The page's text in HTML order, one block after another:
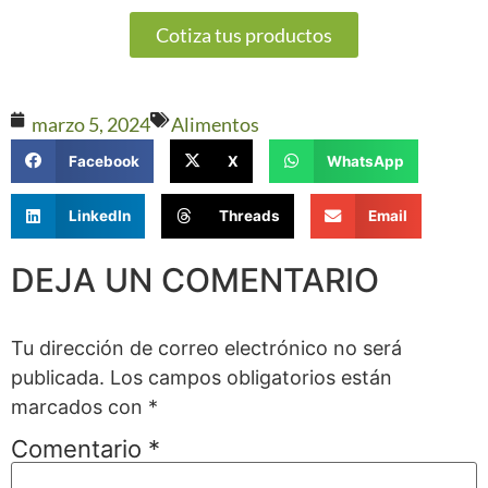
Cotiza tus productos
marzo 5, 2024 Alimentos
Facebook X WhatsApp
LinkedIn Threads Email
DEJA UN COMENTARIO
Tu dirección de correo electrónico no será
publicada. Los campos obligatorios están
marcados con *
Comentario *